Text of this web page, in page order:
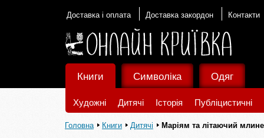
Доставка і оплата Доставка закордон Контакти
Книги
Художні Дитячі Історія Публіцистичні
Символіка Одяг
Головна Книги Дитячі Маріям та літаючий